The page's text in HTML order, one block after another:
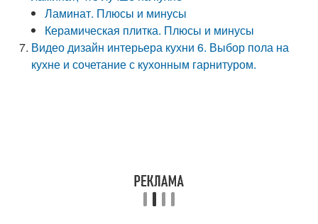
Ламинат. Плюсы и минусы
Керамическая плитка. Плюсы и минусы
Видео дизайн интерьера кухни 6. Выбор пола на
кухне и сочетание с кухонным гарнитуром.